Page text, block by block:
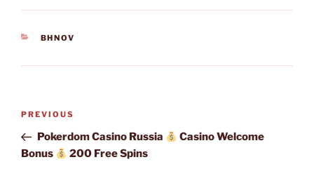
CATEGORIES
BHNOV
Post
Previous
Post
PREVIOUS
Pokerdom Casino Russia
Casino Welcome
Bonus
200 Free Spins